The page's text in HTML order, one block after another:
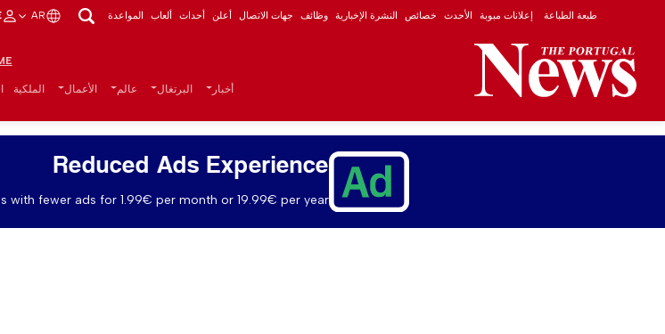
طبعة الطباعة إعلانات مبوبة الأحدث خصائص النشرة الإخبارية وظائف جهات الاتصال أعلن أحداث ألعاب المواعدة AR
أخبار البرتغال عالم الأعمال الملكية
Reduced Ads Experience
with fewer ads for 1.99€ per month or 19.99€ per year.